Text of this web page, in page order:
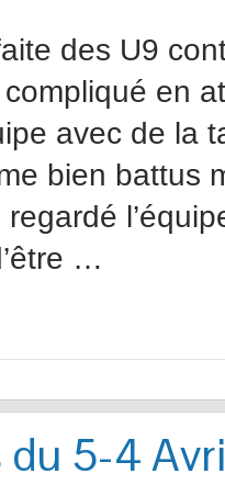
des U9
en
avec de la
bien battus
regardé
…
du 5-4